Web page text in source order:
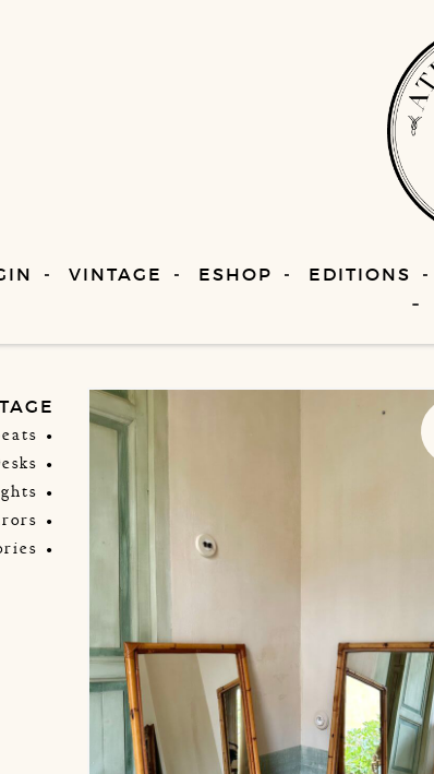
VINTAGE ESHOP EDITIONS